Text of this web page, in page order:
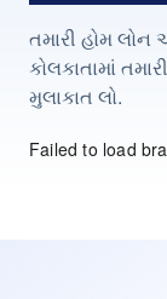
તમારી હોમ
કોલકાતામાં
મુલાકાત લો.
Failed to load